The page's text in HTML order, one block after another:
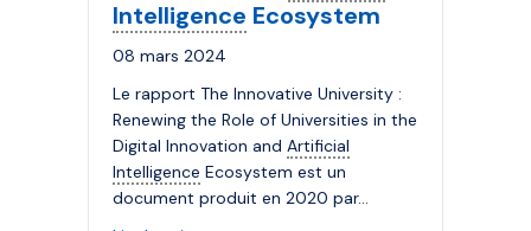
Intelligence Ecosystem
08 mars 2024
Le rapport The Innovative University :
Renewing the Role of Universities in the
Digital Innovation and Artificial
Intelligence Ecosystem est un
document produit en 2020 par…